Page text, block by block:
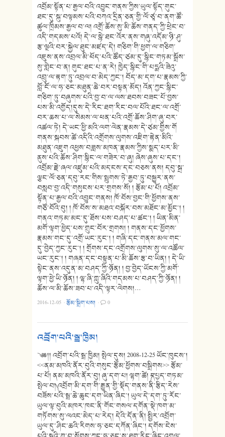
འབྲོམ་སྟོན་པ་རྒྱལ་བའི་འབྱུང་གནས་ཀྱིས་ཡུལ་སྟོད་གུང་
ཐང་དུ་སྐུ་བལྟམས་པའི་བཀའ་དྲིན་ཅན་གྱི་ལོ་ཙཱ་བ་ནག་ཚོ་
ཚུལ་ཁྲིམས་རྒྱལ་བ་ལ། འགྲོ་ཆོས་སུ་མི་ཆོས་གནད་ཀྱི་ཕྲེང་བ་
འདི་གདམས་པའོ། དེ་ལ་སྙེ་ཐང་འོར་ནས་གཞུ་འདོམ་ཉི་ཤུ་
རྩ་ལྔའི་བར་སྐྱེལ་ཐུང་མཛད་དེ། གཅིག་གི་ཕྱག་ལ་གཅིག་
འཇུས་ནས་འབྲལ་མི་ཕོད་པའི་ཚོད་ཙམ་དུ་སྙིང་གཏམ་སྒྲོས་
སུ་གླེང་བ་ན། གུང་ཐང་པ་ན་རེ། ཁྱེད་སྙིང་གི་པདྨའི་ཟེའུ་
འབྲུ་ལ་རྟག་ཏུ་འབྲལ་བ་མེད་ཀྱང་། བོད་མ་དག་པ་རྣམས་ཀྱི་
བློ་ངོ་ལ་ཧ་ཅང་མཐུན་ཆེ་བར་བསྟན་མོད། འོན་ཀྱང་སྙིང་
གཅིག་ཏུ་བཞུགས་པའི་བྱ་བ་ལ་ལས་ཐབས་བཟང་པོ་བྱས་
པས་མི་འགྱོད།དུས་དེ་རིང་ཐག་རིང་བལ་པོའི་ཐང་ལ་འགྲོ་
བར་ཆས་པ་ལ་སེམས་ལ་ཕན་པའི་འགྲོ་ཆོས་ཤིག་ཞུ་བར་
འཚལ་ཏེ། དེ་ཡང་ཕྱི་མའི་ལག་ལེན་རྣམས་དེ་ཙམ་གྱིས་གོ
གནས་སྐབས་ཚེ་འདིའི་འགྲོགས་ལུགས་འཇིག་རྟེན་མིའི་
མཐུན་འཇུག འཕྱས་བཟླས་མཁན་རྣམས་ཀྱིས་སྨད་པར་མི་
ནུས་པའི་ཆོས་ཤིག་སྙིང་ལ་གཟེར་བ་ཞུ། ཞེས་ཞུས་པ་དང་།
འབྲོམ་རྗེ་ཞལ་འཛུམ་པའི་མདངས་དང་བཅས་ནས། དབུ་སྐྲ་
ལྕང་ལོ་ཅན་དབུ་རང་གིས་སྤྲུགས་ཏེ་རྒྱབ་ཏུ་བསྐྱུར་ནས་
བསླབ་བྱ་འདི་གསུངས་པར་གྲགས་སོ། ། རྩོམ་པ་པོ། འབྲོམ་
སྟོན་པ་རྒྱལ་བའི་འབྱུང་གནས། ཁོ་བོས་བྱང་གི་ཕྱོགས་ནས་
གཙོ་བོའི་བུ། ། ཁོ་བོས་ས་མཐའ་བསྐོར་བས་མཐོང་མ་མྱོང༌། །
གནའ་གཏམ་མང་དུ་ཐོས་པས་བཤད་པ་ཚང་། ། ཡིན་མིན་
མགོ་ལྟག་ཕྱེད་པས་གྲུང་བོར་གྲགས། ། གནས་དང་ཕྱོགས་
རྣམས་གང་དུ་འགྲོ་ཡང་རུང༌། ། གཞི་དང་གནས་མལ་གང་
དུ་བྱེད་ཀྱང་རུང༌། ། གྲོགས་དང་འགྲོགས་ལུགས་སུ་ལ་འཚོལ་
ཡང་རུང༌། ། གཞན་དང་བསྟུན་པ་མི་ཆོས་རྩ་བ་ཡིན། ། དེ་ཡི་
སྟེང་ནས་འདུན་མ་བཤད་ཀྱི་ཉོན། ། བྱ་བྱེད་ཡོངས་ཀྱི་མགོ་
ལྟག་ཕྱེ་ཡི་ཉོན། ། ལྷ་ཞི་ཀླུ་ཞིའི་གདམས་པ་བཤད་ཀྱི་ཉོན། །
ཆོས་ལ་མི་ཆོས་ཟབ་པ་འདི་ལྟར་ལེགས།…
2016-12-05 ·རྩོམ་སྒྲིག་པས། · 0
འབྲོག་པའི་སྦྲ་ཁྱིམ།
༄༅།། འབྲོག་པའི་སྦྲ་ཁྱིམ། སྤེལ་དུས། 2008-12-25 ཡོང་ཁུངས་།
<<ནམ་མཁའི་ནོར་བུའི་གསུང་རྩོམ་ཕྱོགས་བསྒྲིགས>> རྩོམ་
པ་པོ། ནམ་མཁའི་ནོར་བུ། ཞུ་དག་པ། ལྷག་ཚེ། ༼དཔྱད་གཏམ་
སྤེལ་བ།༽ འབྲོག་མི་དག་གི་རྒྱུན་གྱི་སྡོད་གནས་ནི་རྩིད་རེས་
བཟོས་པའི་སྦྲ་ཆེ་ཆུང་དག་ཡིན་ཞིང་། ཡུལ་དེ་དག་ཏུ་རོང་
ཡུལ་ལྟ་བུའི་མཁར་ཁང་ནི་གོང་གསལ་དགོན་སྡེ་ཁག་མ་
གཏོགས་སུ་ལའང་མེད་པ་རེད། དེའི་དོན་ནི། སྤྱིར་འབྲོག་
ཡུལ་དུ་ཤིང་ཆའི་རིགས་ཧ་ཅང་དཀོན་ཞིང་། དགོས་ངེས་